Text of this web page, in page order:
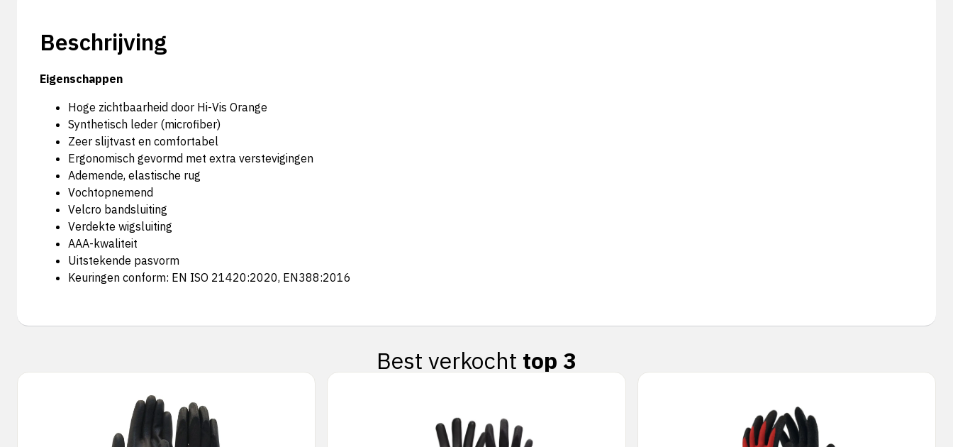
Beschrijving
Eigenschappen
Hoge zichtbaarheid door Hi-Vis Orange
Synthetisch leder (microfiber)
Zeer slijtvast en comfortabel
Ergonomisch gevormd met extra verstevigingen
Ademende, elastische rug
Vochtopnemend
Velcro bandsluiting
Verdekte wigsluiting
AAA-kwaliteit
Uitstekende pasvorm
Keuringen conform: EN ISO 21420:2020, EN388:2016
Best verkocht top 3